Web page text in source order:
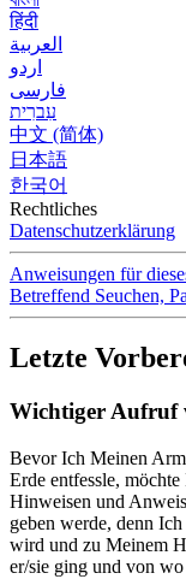
हिंदी
العربية
اردو
فارسی
עִברִית
中文 (简体)
日本語
한국어
Rechtliches
Datenschutzerklärung
Anweisungen für
Betreffend Seuchen,
Letzte
Wichtiger Aufruf
Bevor Ich Meinen
Erde entfessle,
Hinweisen und
geben werde, denn
wird und zu Meinem
er/sie ging und von wo